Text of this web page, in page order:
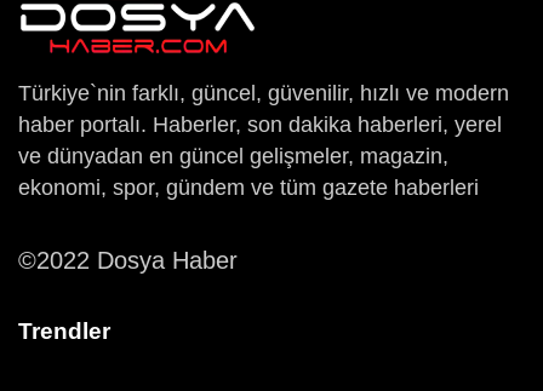
Türkiye`nin farklı, güncel, güvenilir, hızlı ve modern
haber portalı. Haberler, son dakika haberleri, yerel
ve dünyadan en güncel gelişmeler, magazin,
ekonomi, spor, gündem ve tüm gazete haberleri
©2022 Dosya Haber
Trendler